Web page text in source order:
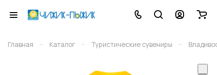
Главная – Каталог – Туристические сувениры –